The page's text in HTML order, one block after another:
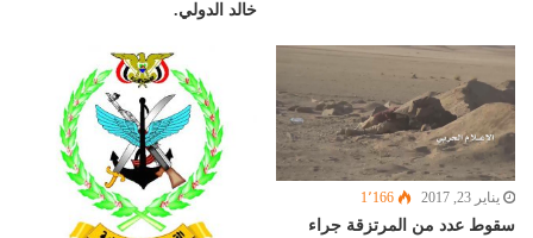
خالد الدولي.
يناير 23, 2017 1٬166
سقوط عدد من المرتزقة جراء